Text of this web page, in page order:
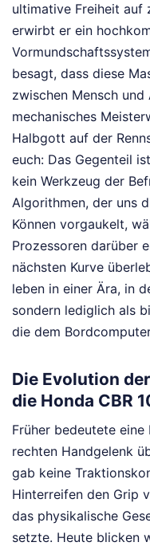
ultimative Freiheit auf
erwirbt er ein
besagt, dass diese
zwischen Mensch
mechanisches
Halbgott auf der
euch: Das Gegenteil
kein Werkzeug der
Algorithmen, der uns
Können vorgaukelt,
Prozessoren darüber
nächsten Kurve
leben in einer Ära, in
sondern lediglich als
die dem
Die Evolution
die Honda CBR
Früher bedeutete
rechten Handgelenk
gab keine
Hinterreifen den Grip
das physikalische
setzte. Heute blicken